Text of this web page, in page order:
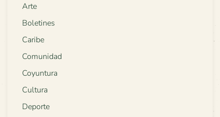
Arte
Boletines
Caribe
Comunidad
Coyuntura
Cultura
Deporte